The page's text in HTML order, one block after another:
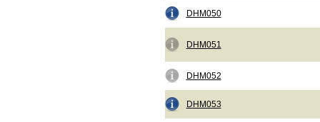
DHM050
DHM051
DHM052
DHM053